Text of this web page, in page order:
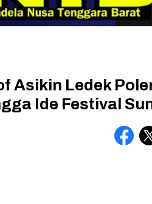
Asikin Ledek
Ide Festival